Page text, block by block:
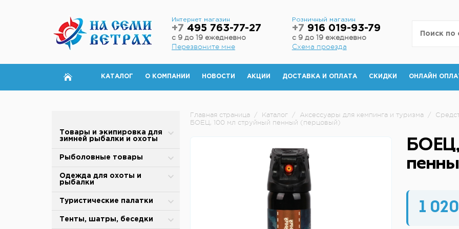
Интернет магазин
+7 495 763-77-27
с 9 до 19 ежедневно
Перезвоните мне
Розничный магазин
+7 916 019-93-79
с 9 до 19 ежедневно
Схема проезда
КАТАЛОГ О КОМПАНИИ НОВОСТИ АКЦИИ ДОСТАВКА И ОПЛАТА СКИДКИ ОНЛАЙН
Товары и экипировка для
зимней рыбалки и охоты
Палатки для зимней рыбалки
Полы для зимней палатки
Рыболовные товары
Блесны
карабины
Одежда для охоты и
рыбалки
Зимняя одежда
Защита от дождя и ветра
Туристические палатки
Alpika
Тенты, шатры, беседки
Главная страница / Каталог / Аксессуары для кемпинга и туризма /
БОЕЦ, 100 мл струйный пенный (перцовый)
БОЕЦ,
1